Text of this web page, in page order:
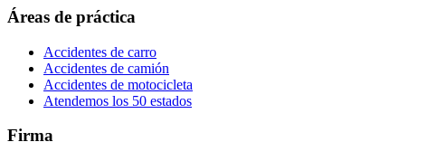
Áreas de práctica
Accidentes de carro
Accidentes de camión
Accidentes de motocicleta
Atendemos los 50 estados
Firma